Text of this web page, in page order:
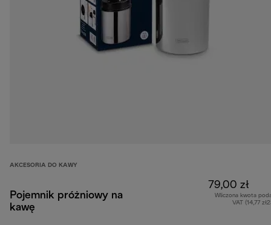
AKCESORIA DO KAWY
Pojemnik próżniowy na
kawę
79,00 zł
Wliczona kwota
VAT (14,77